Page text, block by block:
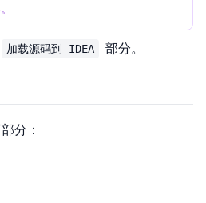
加载源码到 IDEA 部分。
分：